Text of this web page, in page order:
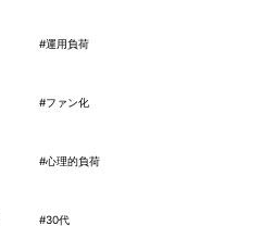
#運用負荷
#ファン化
#心理的負荷
#30代